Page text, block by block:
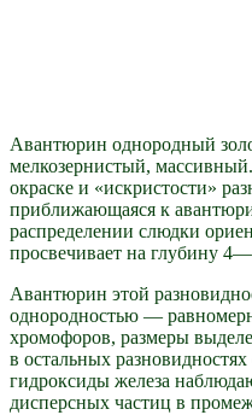
Авантюрин однородный
мелкозернистый,
окраске и «искристости»
приближающаяся к
распределении слюдки
просвечивает на глубину
Авантюрин этой
однородностью —
хромофоров, размеры
в остальных
гидроксиды железа
дисперсных частиц в